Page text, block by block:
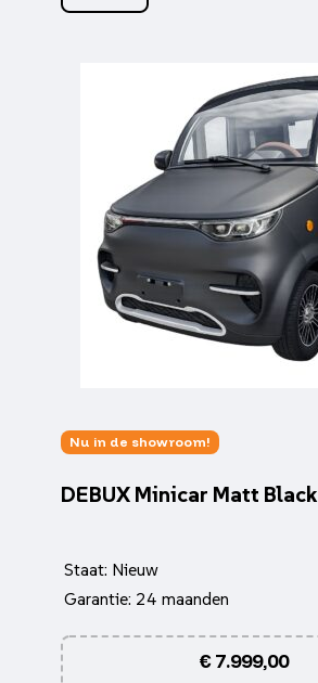
Nu in de showroom!
DEBUX Minicar Matt Black
Staat: Nieuw
Garantie: 24 maanden
€7.999,00